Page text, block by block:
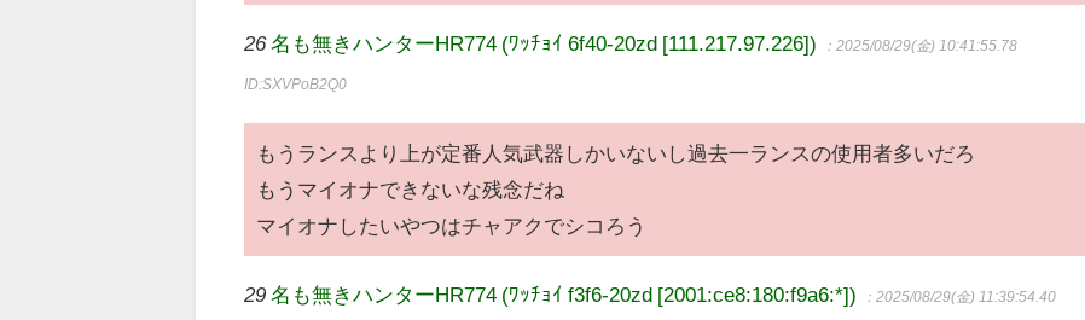
26 名も無きハンターHR774 (ﾜｯﾁｮｲ 6f40-20zd [111.217.97.226]) ：2025/08/29(金) 10:41:55.78
ID:SXVPoB2Q0
もうランスより上が定番人気武器しかいないし過去一ランスの使用者多いだろ
もうマイオナできないな残念だね
マイオナしたいやつはチャアクでシコろう
29 名も無きハンターHR774 (ﾜｯﾁｮｲ f3f6-20zd [2001:ce8:180:f9a6:*]) ：2025/08/29(金) 11:39:54.40